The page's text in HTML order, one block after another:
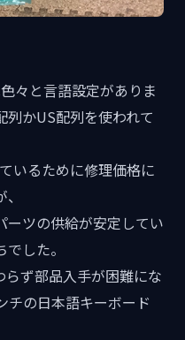
々と言語設定がありま
かUS配列を使われて
いるために修理価格に
ーツの供給が安定してい
した。
ず部品入手が困難にな
チの日本語キーボード